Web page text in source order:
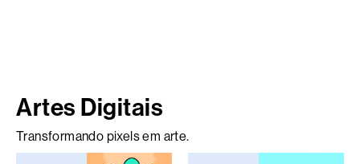
Artes Digitais
Transformando pixels em arte.